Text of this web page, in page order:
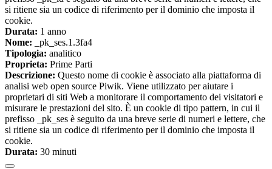
si ritiene sia un codice di riferimento per il dominio che imposta il
cookie.
Durata: 1 anno
Nome: _pk_ses.1.3fa4
Tipologia: analitico
Proprieta: Prime Parti
Descrizione: Questo nome di cookie è associato alla piattaforma di
analisi web open source Piwik. Viene utilizzato per aiutare i
proprietari di siti Web a monitorare il comportamento dei visitatori e
misurare le prestazioni del sito. È un cookie di tipo pattern, in cui il
prefisso _pk_ses è seguito da una breve serie di numeri e lettere, che
si ritiene sia un codice di riferimento per il dominio che imposta il
cookie.
Durata: 30 minuti